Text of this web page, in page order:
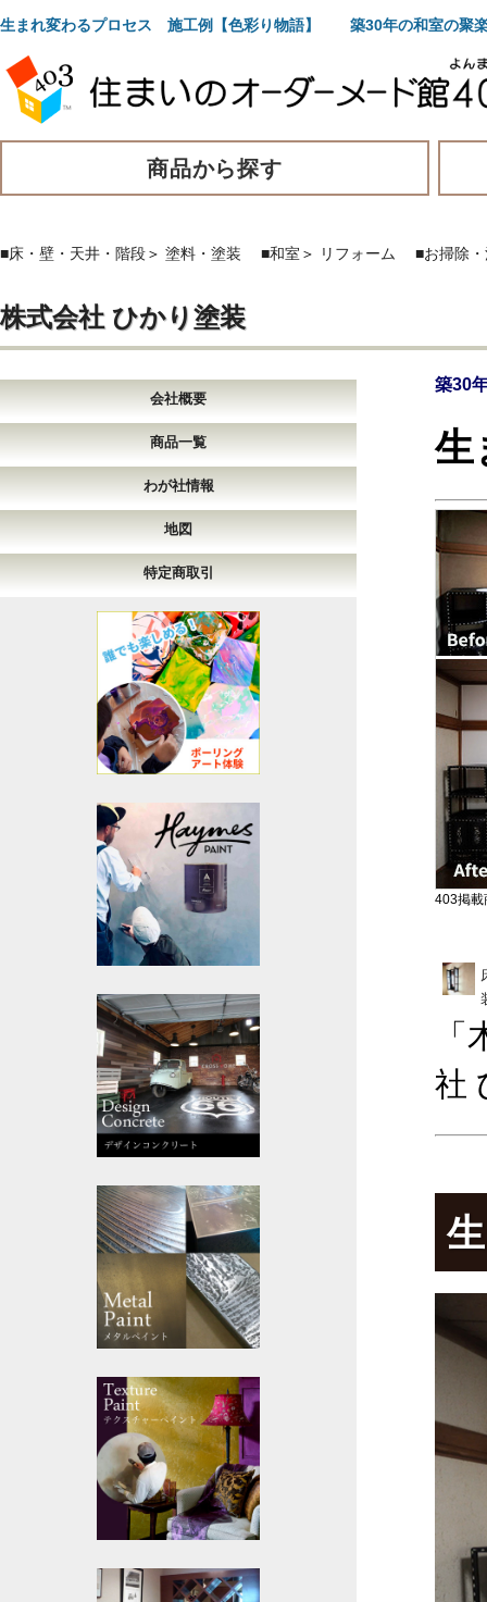
生まれ変わるプロセス 施工例【色彩り物語】 築30年の和室の聚楽
商品から探す
■床・壁・天井・階段＞ 塗料・塗装 ■和室 ＞ リフォーム ■お掃除
株式会社 ひかり塗装
会社概要
商品一覧
わが社情報
地図
特定商取引
築30
生
403掲載
社